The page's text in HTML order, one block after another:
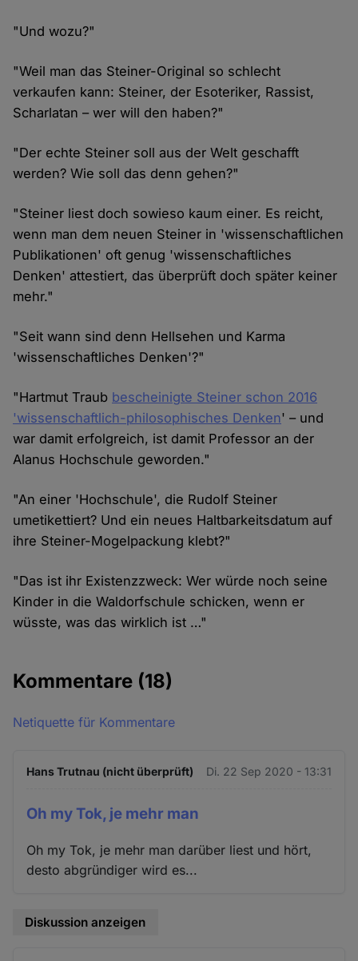
"Und wozu?"
"Weil man das Steiner-Original so schlecht
verkaufen kann: Steiner, der Esoteriker, Rassist,
Scharlatan – wer will den haben?"
"Der echte Steiner soll aus der Welt geschafft
werden? Wie soll das denn gehen?"
"Steiner liest doch sowieso kaum einer. Es reicht,
wenn man dem neuen Steiner in 'wissenschaftlichen
Publikationen' oft genug 'wissenschaftliches
Denken' attestiert, das überprüft doch später keiner
mehr."
"Seit wann sind denn Hellsehen und Karma
'wissenschaftliches Denken'?"
"Hartmut Traub bescheinigte Steiner schon 2016
'wissenschaftlich-philosophisches Denken' – und
war damit erfolgreich, ist damit Professor an der
Alanus Hochschule geworden."
"An einer 'Hochschule', die Rudolf Steiner
umetikettiert? Und ein neues Haltbarkeitsdatum auf
ihre Steiner-Mogelpackung klebt?"
"Das ist ihr Existenzzweck: Wer würde noch seine
Kinder in die Waldorfschule schicken, wenn er
wüsste, was das wirklich ist …"
Kommentare (18)
Netiquette für Kommentare
Hans Trutnau (nicht überprüft) Di. 22 Sep 2020 - 13:31
Oh my Tok, je mehr man
Oh my Tok, je mehr man darüber liest und hört,
desto abgründiger wird es...
Diskussion anzeigen